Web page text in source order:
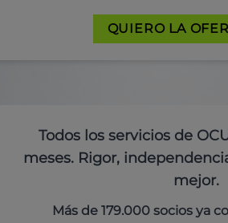
QUIERO LA
Todos los servicios de
meses. Rigor,
mejor.
Más de 179.000 socios ya